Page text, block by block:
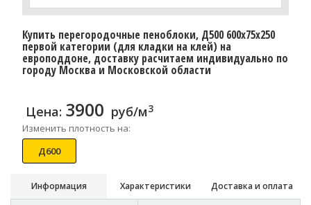
Купить перегородочные пеноблоки, Д500 600x75x250
первой категории (для кладки на клей) на
европоддоне, доставку расчитаем индивидуально по
городу Москва и Московской области
Цена: 3900 руб/м3
Изменить плотность на:
Д600
Информация Характеристики Доставка и оплата